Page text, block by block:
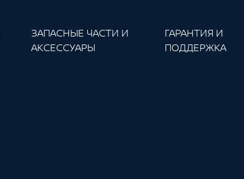
ЗАПАСНЫЕ ЧАСТИ И
АКСЕССУАРЫ
ГАРАНТИЯ И
ПОДДЕРЖКА